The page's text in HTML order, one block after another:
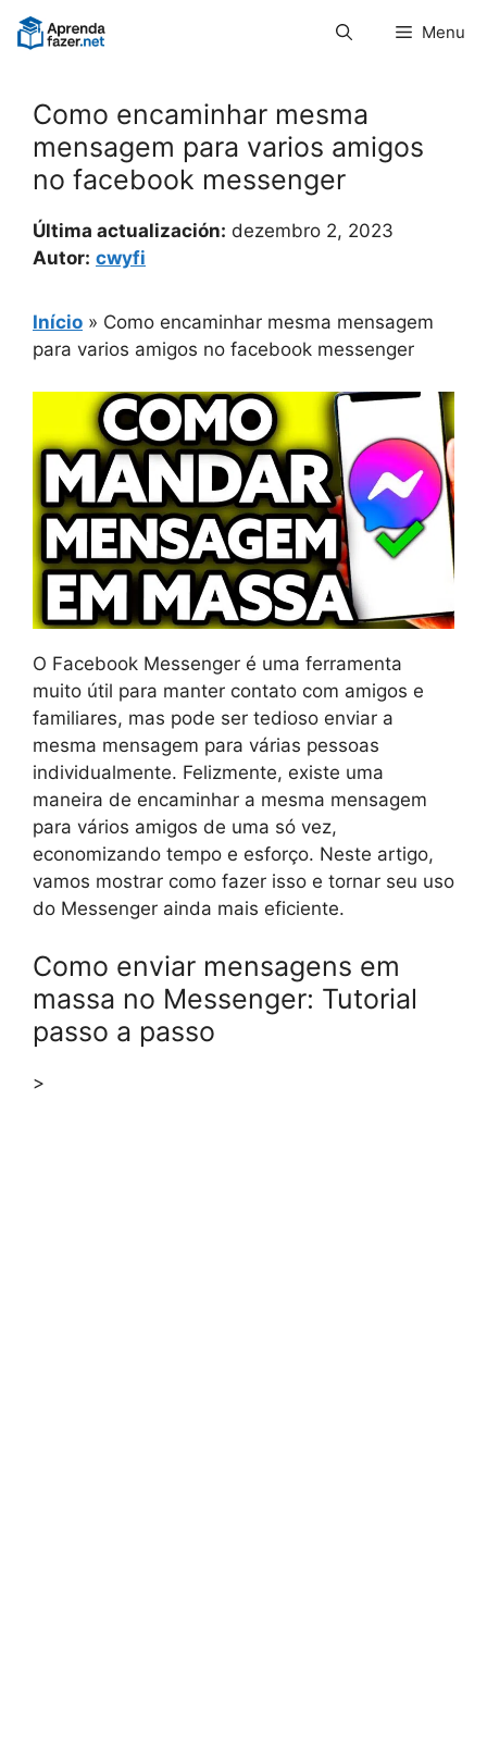
Pular
para
Menu
Como encaminhar mesma
mensagem para varios amigos
no facebook messenger
Última actualización: dezembro 2, 2023
Autor: cwyfi
Início » Como encaminhar mesma mensagem
para varios amigos no facebook messenger
O Facebook Messenger é uma ferramenta
muito útil para manter contato com amigos e
familiares, mas pode ser tedioso enviar a
mesma mensagem para várias pessoas
individualmente. Felizmente, existe uma
maneira de encaminhar a mesma mensagem
para vários amigos de uma só vez,
economizando tempo e esforço. Neste artigo,
vamos mostrar como fazer isso e tornar seu uso
do Messenger ainda mais eficiente.
Como enviar mensagens em
massa no Messenger: Tutorial
passo a passo
>